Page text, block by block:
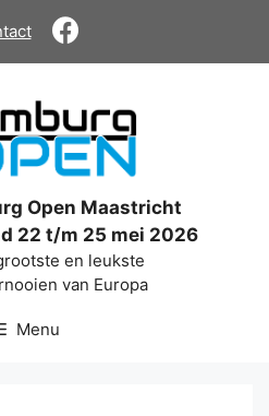
Open Maastricht
22 t/m 25 mei 2026
en leukste
van Europa
Menu